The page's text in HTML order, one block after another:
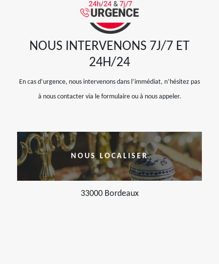
NOUS INTERVENONS 7J/7 ET
24H/24
En cas d’urgence, nous intervenons dans l’immédiat, n’hésitez pas
à nous contacter via le formulaire ou à nous appeler.
NOUS LOCALISER
33000 Bordeaux